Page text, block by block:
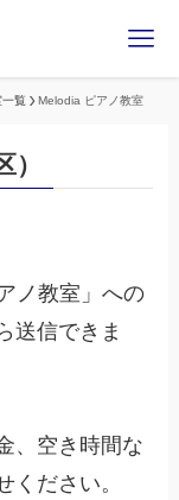
一覧 Melodia ピアノ教室
ノ教室」への
送信できま
、空き時間な
ください。